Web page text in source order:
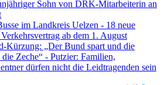
Sohn von DRK-Mitarbeiterin an
im Landkreis Uelzen - 18 neue
ab dem 1. August
Kürzung: „Der Bund spart und die
Zeche“ - Putzier: Familien,
dürfen nicht die Leidtragenden sein